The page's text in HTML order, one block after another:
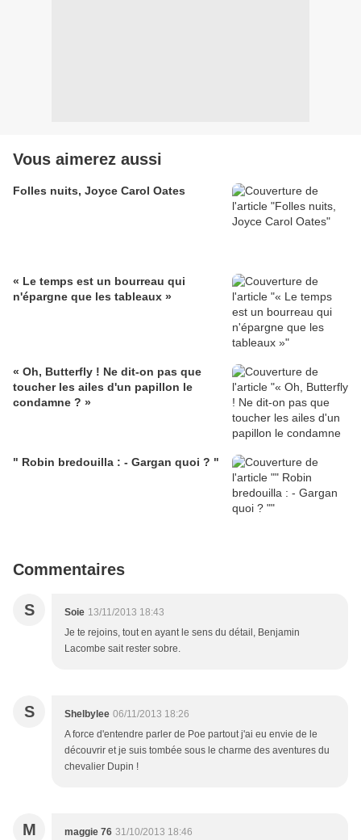
Vous aimerez aussi
Folles nuits, Joyce Carol Oates
« Le temps est un bourreau qui
n'épargne que les tableaux »
« Oh, Butterfly ! Ne dit-on pas que
toucher les ailes d'un papillon le
condamne ? »
" Robin bredouilla : - Gargan quoi ? "
Commentaires
S Soie 13/11/2013 18:43
Je te rejoins, tout en ayant le sens du détail, Benjamin
Lacombe sait rester sobre.
S Shelbylee 06/11/2013 18:26
A force d'entendre parler de Poe partout j'ai eu envie de le
découvrir et je suis tombée sous le charme des aventures du
chevalier Dupin !
M maggie 76 31/10/2013 18:46